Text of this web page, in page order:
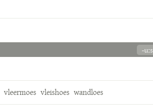
-uːs
vleermoes vleishoes wandloes